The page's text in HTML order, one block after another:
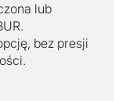
lub
bez presji